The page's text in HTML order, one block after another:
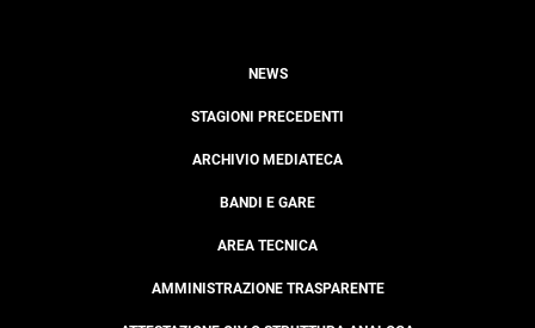
NEWS
STAGIONI PRECEDENTI
ARCHIVIO MEDIATECA
BANDI E GARE
AREA TECNICA
AMMINISTRAZIONE TRASPARENTE